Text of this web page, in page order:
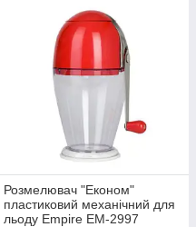
Розмелювач "Економ"
пластиковий механічний для
льоду Empire EM-2997